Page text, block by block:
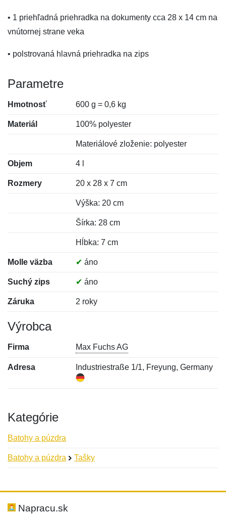
• 1 priehľadná priehradka na dokumenty cca 28 x 14 cm na
vnútornej strane veka
• polstrovaná hlavná priehradka na zips
Parametre
Hmotnosť 600 g = 0,6 kg
Materiál 100% polyester
Materiálové zloženie: polyester
Objem 4 l
Rozmery 20 x 28 x 7 cm
Výška: 20 cm
Šírka: 28 cm
Hĺbka: 7 cm
Molle väzba ✔ áno
Suchý zips ✔ áno
Záruka 2 roky
Výrobca
Firma Max Fuchs AG
Adresa Industriestraße 1/1, Freyung, Germany
Kategórie
Batohy a púzdra
Batohy a púzdra Tašky
Hodnotenie:
Meno:
Napracu.sk